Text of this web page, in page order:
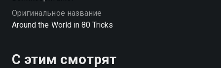
Оригинальное название
Around the World in 80 Tricks
С этим смотрят